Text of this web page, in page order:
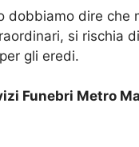
dobbiamo dire che
si rischia
gli eredi.
Funebri Metro